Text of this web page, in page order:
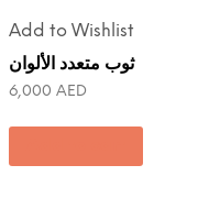
Add to Wishlist
ثوب متعدد الألوان
6,000 AED